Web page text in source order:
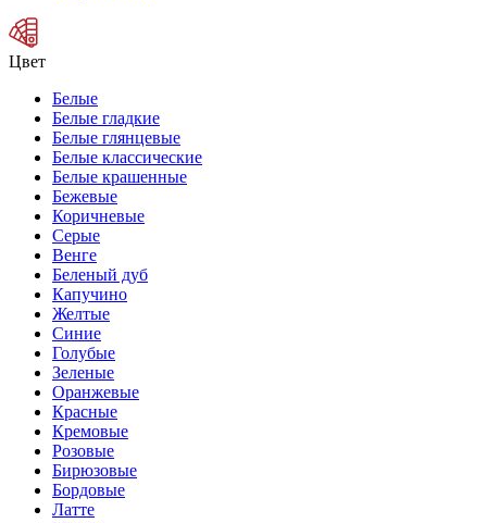
Цвет
Белые
Белые гладкие
Белые глянцевые
Белые классические
Белые крашенные
Бежевые
Коричневые
Серые
Венге
Беленый дуб
Капучино
Желтые
Синие
Голубые
Зеленые
Оранжевые
Красные
Кремовые
Розовые
Бирюзовые
Бордовые
Латте